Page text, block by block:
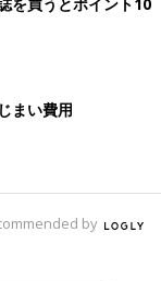
を買うとポイント10
まい費用
by